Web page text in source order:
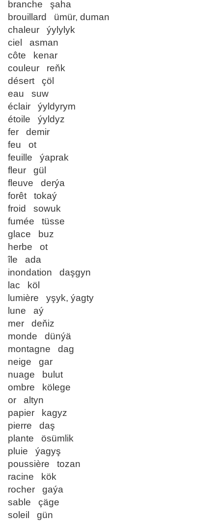
branche şaha
brouillard ümür, duman
chaleur ýylylyk
ciel asman
côte kenar
couleur reňk
désert çöl
eau suw
éclair ýyldyrym
étoile ýyldyz
fer demir
feu ot
feuille ýaprak
fleur gül
fleuve derýa
forêt tokaý
froid sowuk
fumée tüsse
glace buz
herbe ot
île ada
inondation daşgyn
lac köl
lumière yşyk, ýagty
lune aý
mer deňiz
monde dünýä
montagne dag
neige gar
nuage bulut
ombre kölege
or altyn
papier kagyz
pierre daş
plante ösümlik
pluie ýagyş
poussière tozan
racine kök
rocher gaýa
sable çäge
soleil gün